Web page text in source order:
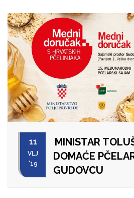
11
VLJ
'19
MINISTAR
DOMAĆE
GUDOVCU